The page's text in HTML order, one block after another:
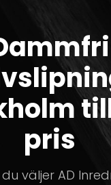
pris
väljer AD